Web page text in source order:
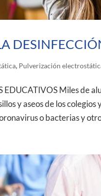
, Pulverización
EDUCATIVOS Miles de
y aseos de los
o bacterias y